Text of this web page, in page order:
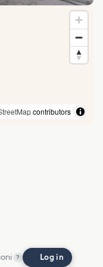
contributors
? Log in